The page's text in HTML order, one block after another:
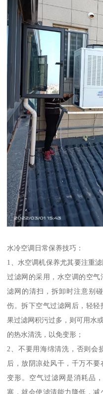
水冷空调日常保养技巧：
1、水空调机保养尤其要注重
过滤网的采用，水空调的空
滤网的清扫，拆卸时注意别
伤。拆下空气过滤网后，轻
果过滤网积污过多，则可用水
的热水清洗，以免变形；
2、不要用海绵清洗，否则会
后，放阴凉处风干，千万不
变形。空气过滤网是消耗品
塞，就会使滤清能力降低，